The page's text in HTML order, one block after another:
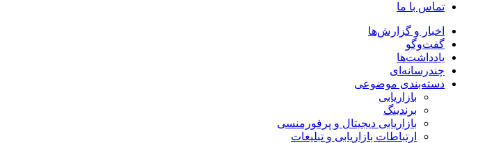
تماس با ما
اخبار و گزارش‌ها
گفت‌وگو
یادداشت‌ها
چندرسانه‌ای
دسته‌بندی موضوعی
بازاریابی
برندینگ
بازاریابی دیجیتال و پرفورمنسی
ارتباطات بازاریابی و تبلیغات